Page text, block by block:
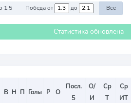
1.5 Победа от до Все
Статистика обновлена
В Н П Голы Р О
Посл.
5
О/
И
Ср
Т
Ср
ИТ